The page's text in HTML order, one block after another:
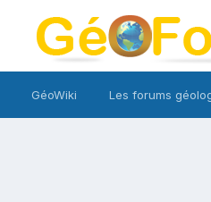
GéoWiki Les forums